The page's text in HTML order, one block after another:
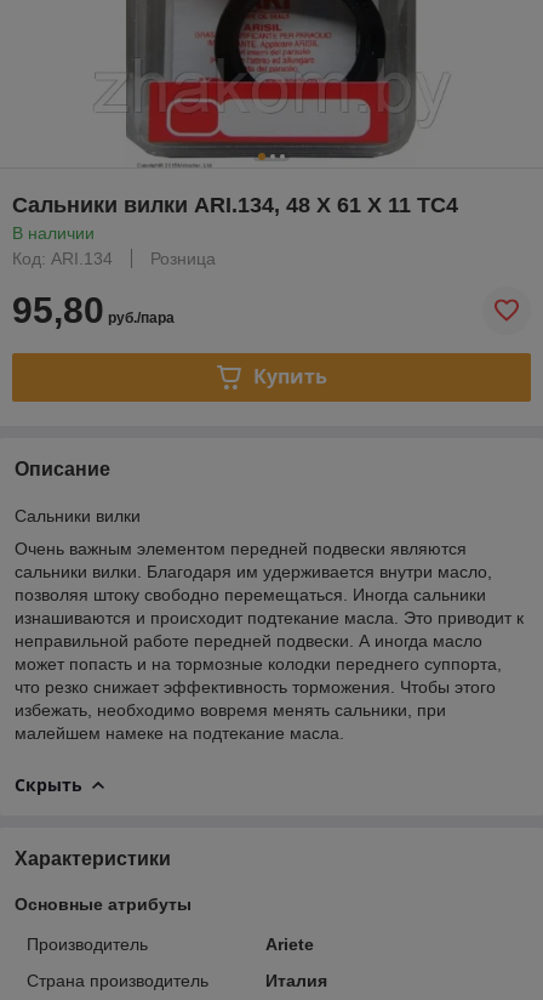
Сальники вилки ARI.134, 48 X 61 X 11 TC4
В наличии
Код: ARI.134
Розница
95,80 руб./пара
Купить
Описание
Сальники вилки
Очень важным элементом передней подвески являются
сальники вилки. Благодаря им удерживается внутри масло,
позволяя штоку свободно перемещаться. Иногда сальники
изнашиваются и происходит подтекание масла. Это приводит к
неправильной работе передней подвески. А иногда масло
может попасть и на тормозные колодки переднего суппорта,
что резко снижает эффективность торможения. Чтобы этого
избежать, необходимо вовремя менять сальники, при
малейшем намеке на подтекание масла.
Скрыть
Характеристики
Основные атрибуты
Производитель
Ariete
Страна производитель
Италия